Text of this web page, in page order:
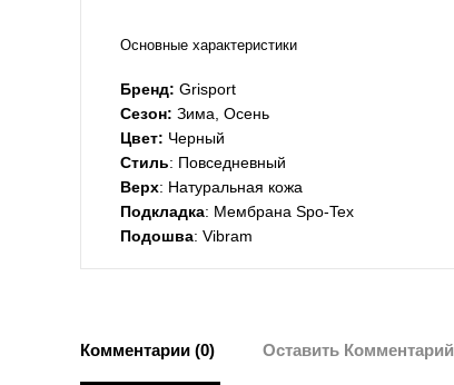
Основные характеристики
Бренд: Grisport
Сезон: Зима, Осень
Цвет: Черный
Стиль: Повседневный
Верх: Натуральная кожа
Подкладка: Мембрана Spo-Tex
Подошва: Vibram
Комментарии (0) Оставить Комментарий